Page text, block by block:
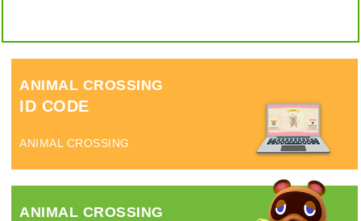
ANIMAL CROSSING
ID CODE
ANIMAL CROSSING
ANIMAL CROSSING